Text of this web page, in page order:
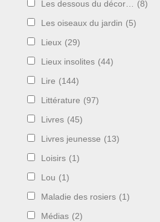
Les dessous du décor… (8)
Les oiseaux du jardin (5)
Lieux (29)
Lieux insolites (44)
Lire (144)
Littérature (97)
Livres (45)
Livres jeunesse (13)
Loisirs (1)
Lou (1)
Maladie des rosiers (1)
Médias (2)